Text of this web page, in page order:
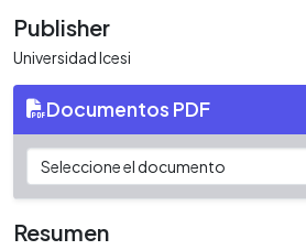
Publisher
Universidad Icesi
Documentos PDF
Resumen